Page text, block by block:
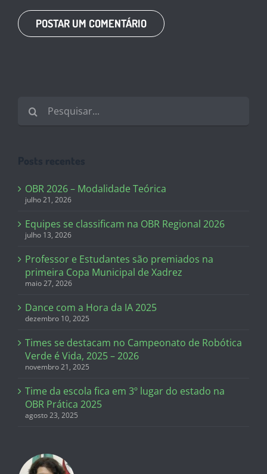
resultados
OBR 2026 – Modalidade Teórica
julho 21, 2026
Equipes se classificam na OBR Regional 2026
julho 13, 2026
Professor e Estudantes são premiados na
primeira Copa Municipal de Xadrez
maio 27, 2026
Dance com a Hora da IA 2025
dezembro 10, 2025
Times se destacam no Campeonato de Robótica
Verde é Vida, 2025 – 2026
novembro 21, 2025
Time da escola fica em 3º lugar do estado na
OBR Prática 2025
agosto 23, 2025